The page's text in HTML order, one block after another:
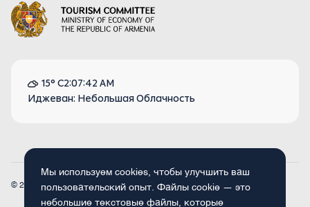
Мы используем cookies, чтобы улучшить ваш
пользовательский опыт. Файлы cookie — это
небольшие текстовые файлы, которые
15° C2:07:42 AM
Иджеван: Небольшая Облачность
© 2026 Armenia.travel. Все права защищены.